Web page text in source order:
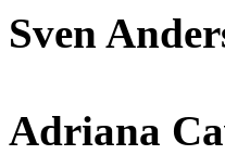
Sven
Adriana